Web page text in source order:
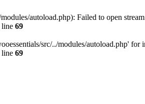
autoload.php): Failed to open
line 69
src/../modules/autoload.php' for
line 69